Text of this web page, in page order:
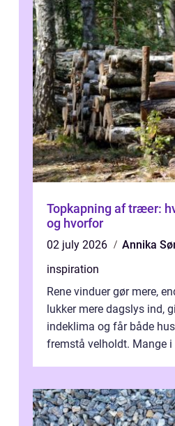
Topkapning af træer:
og hvorfor
02 july 2026
Annika
inspiration
Rene vinduer gør mere,
lukker mere dagslys ind,
indeklima og får både
fremstå velholdt. Mange